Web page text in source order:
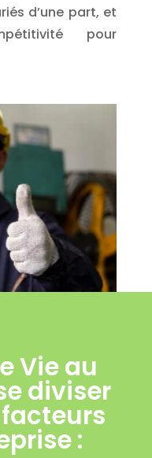
d’une part, et
pour
Vie au
diviser
: